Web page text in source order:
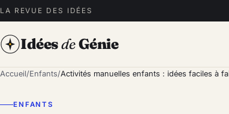
LA REVUE DES IDÉES
IdéesdeGénie
Accueil/Enfants/Activités manuelles enfants : idées faciles à
ENFANTS